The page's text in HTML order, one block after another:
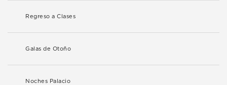
Regreso a Clases
Galas de Otoño
Noches Palacio